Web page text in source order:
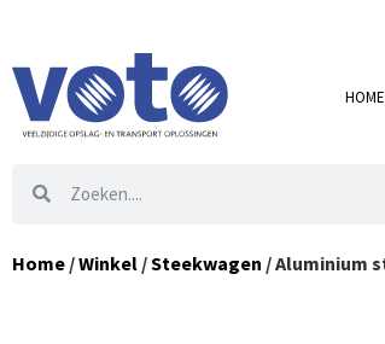
HOME
Home /Winkel /Steekwagen / Aluminium